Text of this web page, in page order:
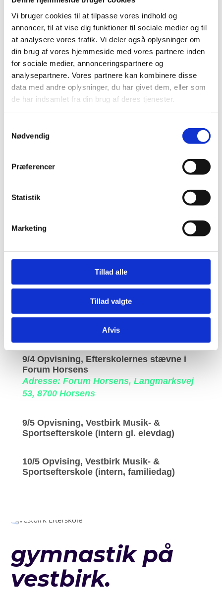
Vi bruger cookies til at tilpasse vores indhold og
annoncer, til at vise dig funktioner til sociale medier og til
at analysere vores trafik. Vi deler også oplysninger om
din brug af vores hjemmeside med vores partnere inden
for sociale medier, annonceringspartnere og
analysepartnere. Vores partnere kan kombinere disse
data med andre oplysninger, du har givet dem, eller som
de har indsamlet fra din brug af deres tjenester.
Nødvendig
Præferencer
Statistik
Marketing
Tillad alle
Tillad valgte
Afvis
6240 Løgumkloster
22/3 Opvisning kl. 15.15, DGI
Sydøstjylland
Adresse: BGI Akademiet, Gramvej 3, 8783
Hornsyld
28/3 Opvisning kl. 10.10, Aarhus
Gymnastikforening (AGF)
Adresse: Vejlby-Risskov Hallen, Vejlby
Centervej 51, 8240 Risskov
28/3 Opvisning ca. kl. 13.20, Beder-
8340 Malling
28/3 Opvisning kl. 14.50, Hou
Adresse: Hou Hallen, Skolegade 65, 8300
29/3 Opvisning kl. 10.15, Silkeborg
Gymnastikforening
Adresse: Silkeborg hallerne, Ansvej 114,
9/4 Opvisning, Efterskolernes stævne i
Forum Horsens
Adresse: Forum Horsens, Langmarksvej
53, 8700 Horsens
9/5 Opvisning, Vestbirk Musik- &
Sportsefterskole (intern gl. elevdag)
10/5 Opvising, Vestbirk Musik- &
Sportsefterskole (intern, familiedag)
gymnastik på
vestbirk.